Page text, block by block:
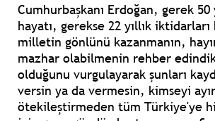
Cumhurbaşkanı Erdoğan, gerek 50
hayatı, gerekse 22 yıllık
milletin gönlünü kazanmanın,
mazhar olabilmenin rehber
olduğunu vurgulayarak şunları
versin ya da vermesin, kimseyi
ötekileştirmeden tüm Türkiye'ye